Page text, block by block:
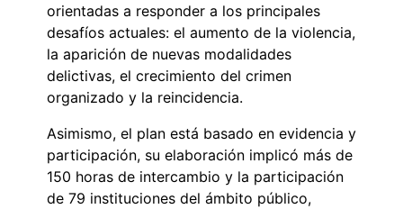
orientadas a responder a los principales
desafíos actuales: el aumento de la violencia,
la aparición de nuevas modalidades
delictivas, el crecimiento del crimen
organizado y la reincidencia.
Asimismo, el plan está basado en evidencia y
participación, su elaboración implicó más de
150 horas de intercambio y la participación
de 79 instituciones del ámbito público,